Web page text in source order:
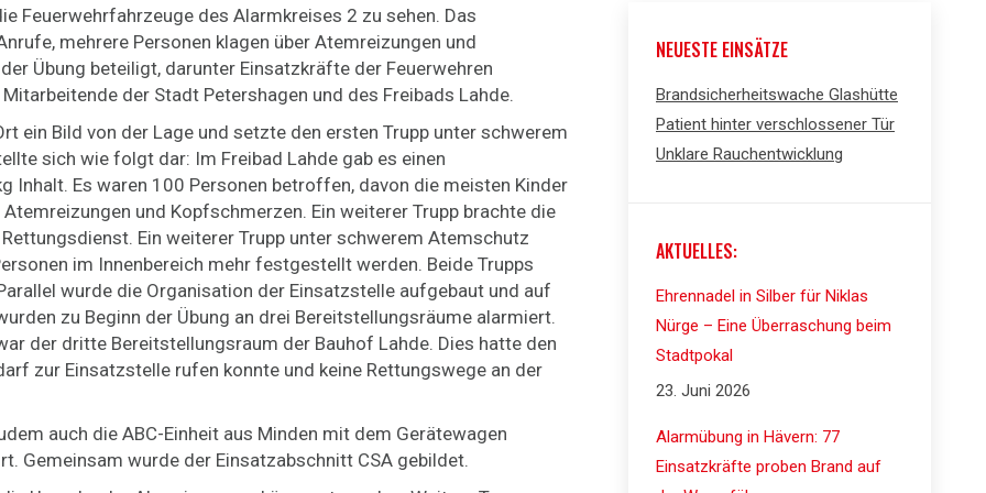
Feuerwehrfahrzeuge des Alarmkreises 2 zu sehen. Das
mehrere Personen klagen über Atemreizungen und
Übung beteiligt, darunter Einsatzkräfte der Feuerwehren
der Stadt Petershagen und des Freibads Lahde.
ein Bild von der Lage und setzte den ersten Trupp unter schwerem
sich wie folgt dar: Im Freibad Lahde gab es einen
Es waren 100 Personen betroffen, davon die meisten Kinder
und Kopfschmerzen. Ein weiterer Trupp brachte die
Ein weiterer Trupp unter schwerem Atemschutz
im Innenbereich mehr festgestellt werden. Beide Trupps
wurde die Organisation der Einsatzstelle aufgebaut und auf
zu Beginn der Übung an drei Bereitstellungsräume alarmiert.
der dritte Bereitstellungsraum der Bauhof Lahde. Dies hatte den
zur Einsatzstelle rufen konnte und keine Rettungswege an der
auch die ABC-Einheit aus Minden mit dem Gerätewagen
Gemeinsam wurde der Einsatzabschnitt CSA gebildet.
NEUESTE EINSÄTZE
Brandsicherheitswache Glashütte
Patient hinter verschlossener Tür
Unklare Rauchentwicklung
AKTUELLES:
Ehrennadel in Silber für Niklas
Nürge – Eine Überraschung beim
Stadtpokal
23. Juni 2026
Alarmübung in Hävern: 77
Einsatzkräfte proben Brand auf